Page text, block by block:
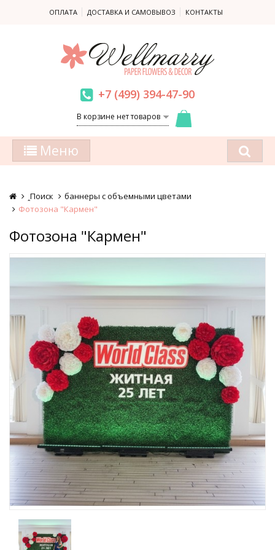
ОПЛАТА ДОСТАВКА И САМОВЫВОЗ КОНТАКТЫ
+7 (499) 394-47-90
В корзине нет товаров
Меню
ꞈПоиск
баннеры с объемными цветами
Фотозона "Кармен"
Фотозона "Кармен"